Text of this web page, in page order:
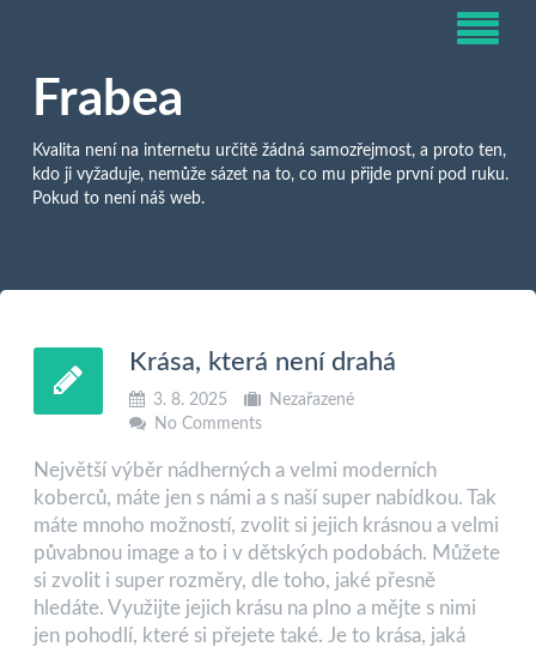
Frabea
Kvalita není na internetu určitě žádná samozřejmost, a proto ten,
kdo ji vyžaduje, nemůže sázet na to, co mu přijde první pod ruku.
Pokud to není náš web.
Krása, která není drahá
3. 8. 2025
Nezařazené
No Comments
Největší výběr nádherných a velmi moderních
koberců, máte jen s námi a s naší super nabídkou. Tak
máte mnoho možností, zvolit si jejich krásnou a velmi
půvabnou image a to i v dětských podobách. Můžete
si zvolit i super rozměry, dle toho, jaké přesně
hledáte. Využijte jejich krásu na plno a mějte s nimi
jen pohodlí, které si přejete také. Je to krása, jaká